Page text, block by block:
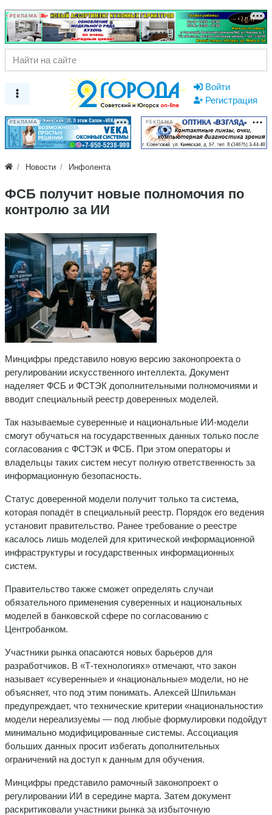
РЕКЛАМА
Войти
Регистрация
РЕКЛАМА РЕКЛАМА
Новости Инфолента
ФСБ получит новые полномочия по
контролю за ИИ
Минцифры представило новую версию законопроекта о
регулировании искусственного интеллекта. Документ
наделяет ФСБ и ФСТЭК дополнительными полномочиями и
вводит специальный реестр доверенных моделей.
Так называемые суверенные и национальные ИИ-модели
смогут обучаться на государственных данных только после
согласования с ФСТЭК и ФСБ. При этом операторы и
владельцы таких систем несут полную ответственность за
информационную безопасность.
Статус доверенной модели получит только та система,
которая попадёт в специальный реестр. Порядок его ведения
установит правительство. Ранее требование о реестре
касалось лишь моделей для критической информационной
инфраструктуры и государственных информационных
систем.
Правительство также сможет определять случаи
обязательного применения суверенных и национальных
моделей в банковской сфере по согласованию с
Центробанком.
Участники рынка опасаются новых барьеров для
разработчиков. В «Т-технологиях» отмечают, что закон
называет «суверенные» и «национальные» модели, но не
объясняет, что под этим понимать. Алексей Шпильман
предупреждает, что технические критерии «национальности»
модели нереализуемы — под любые формулировки подойдут
минимально модифицированные системы. Ассоциация
больших данных просит избегать дополнительных
ограничений на доступ к данным для обучения.
Минцифры представило рамочный законопроект о
регулировании ИИ в середине марта. Затем документ
раскритиковали участники рынка за избыточную